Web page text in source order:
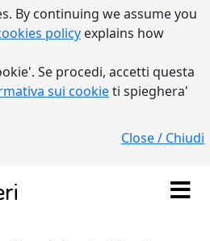
By continuing we assume you
policy explains how
Se procedi, accetti questa
sui cookieti spieghera'
Close / Chiudi